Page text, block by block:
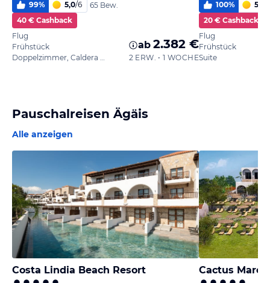
99% 5,0/6
65 Bew.
40 € Cashback
Flug
Frühstück
Doppelzimmer, Caldera Blick
ab 2.382 €
2 ERW. • 1 WOCHE
100% 5,5
20 € Cashback
Flug
Frühstück
Suite
Pauschalreisen Ägäis
Alle anzeigen
Costa Lindia Beach Resort Cactus Mare